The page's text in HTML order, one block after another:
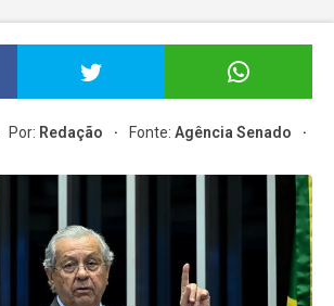
Por: Redação Fonte:Agência Senado